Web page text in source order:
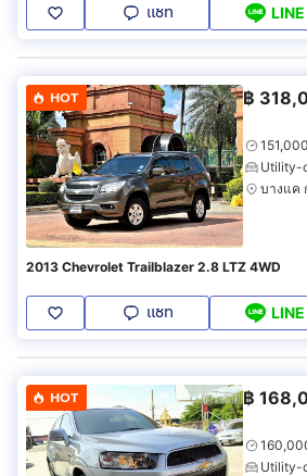
แชท LINE
HOT ฿
Utility-
บางแค
2013 Chevrolet Trailblazer 2.8 LTZ 4WD
แชท LINE
HOT ฿
Utility-